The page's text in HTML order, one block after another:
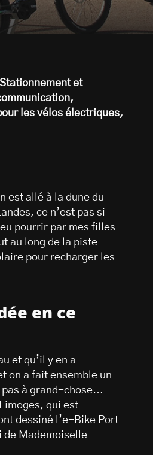
et
les vélos électriques,
est allé à la dune du
ce n’est pas si
pourrir par mes filles
au long de la piste
pour recharger les
en ce
et qu’il y en a
on a fait ensemble un
pas à grand-chose…
qui est
dessiné l’e-Bike Port
de Mademoiselle